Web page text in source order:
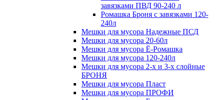
завязками ПВД 90-240 л
Ромашка Броня с завязками 120-
240л
Мешки для мусора Надежные ПСД
Мешки для мусора 20-60л
Мешки для мусора Ё-Ромашка
Мешки для мусора 120-240л
Мешки для мусора 2-х и 3-х слойные
БРОНЯ
Мешки для мусора Пласт
Мешки для мусора ПРОФИ